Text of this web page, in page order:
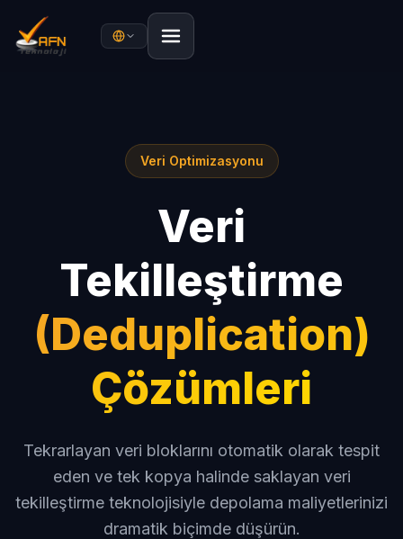
Veri Optimizasyonu
Veri
Tekilleştirme
(Deduplication)
Çözümleri
Tekrarlayan veri bloklarını otomatik olarak tespit
eden ve tek kopya halinde saklayan veri
tekilleştirme teknolojisiyle depolama maliyetlerinizi
dramatik biçimde düşürün.